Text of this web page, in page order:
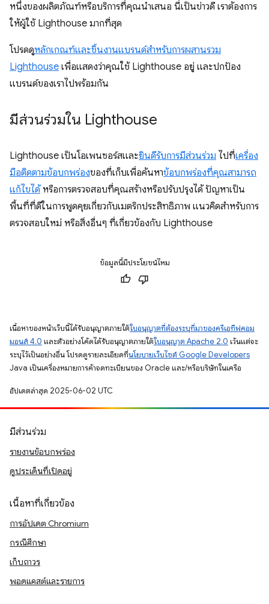
หนึ่งของผลิตภัณฑ์หรือบริการที่คุณนำเสนอ นี่เป็นข่าวดี เราต้องการ
ให้ผู้ใช้ Lighthouse มากที่สุด
โปรดดูหลักเกณฑ์และชิ้นงานแบรนด์สำหรับการผสานรวม
Lighthouse เพื่อแสดงว่าคุณใช้ Lighthouse อยู่ และปกป้อง
แบรนด์ของเราไปพร้อมกัน
มีส่วนร่วมใน Lighthouse
Lighthouse เป็นโอเพนซอร์สและยินดีรับการมีส่วนร่วม ไปที่เครื่อง
มือติดตามข้อบกพร่องของที่เก็บเพื่อค้นหาข้อบกพร่องที่คุณสามารถ
แก้ไขได้หรือการตรวจสอบที่คุณสร้างหรือปรับปรุงได้ ปัญหาเป็น
พื้นที่ที่ดีในการพูดคุยเกี่ยวกับเมตริกประสิทธิภาพ แนวคิดสําหรับการ
ตรวจสอบใหม่ หรือสิ่งอื่นๆ ที่เกี่ยวข้องกับ Lighthouse
ข้อมูลนี้มีประโยชน์ไหม
เนื้อหาของหน้าเว็บนี้ได้รับอนุญาตภายใต้ใบอนุญาตที่ต้องระบุที่มาของครีเอทีฟคอม
มอนส์ 4.0 และตัวอย่างโค้ดได้รับอนุญาตภายใต้ใบอนุญาต Apache 2.0 เว้นแต่จะ
ระบุไว้เป็นอย่างอื่น โปรดดูรายละเอียดที่นโยบายเว็บไซต์ Google Developers
Java เป็นเครื่องหมายการค้าจดทะเบียนของ Oracle และ/หรือบริษัทในเครือ
อัปเดตล่าสุด 2025-06-02 UTC
มีส่วนร่วม
รายงานข้อบกพร่อง
ดูประเด็นที่เปิดอยู่
เนื้อหาที่เกี่ยวข้อง
การอัปเดต Chromium
กรณีศึกษา
เก็บถาวร
พอดแคสต์และรายการ